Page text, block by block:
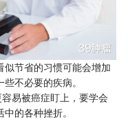
节省的习惯可能会增加
不必要的疾病。
易被癌症盯上，要学会
的各种挫折。